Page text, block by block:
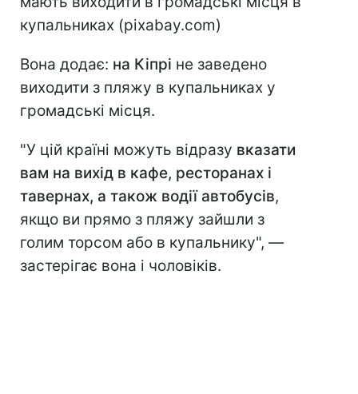
купальниках (pixabay.com)
Вона додає: на Кіпрі не заведено
виходити з пляжу в купальниках у
громадські місця.
"У цій країні можуть відразу вказати
вам на вихід в кафе, ресторанах і
тавернах, а також водії автобусів,
якщо ви прямо з пляжу зайшли з
голим торсом або в купальнику", —
застерігає вона і чоловіків.